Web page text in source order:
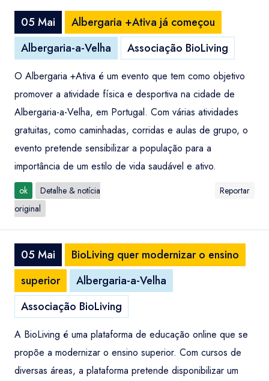
05 Mai
Albergaria +Ativa já começou
Albergaria-a-Velha
Associação BioLiving
O Albergaria +Ativa é um evento que tem como objetivo
promover a atividade física e desportiva na cidade de
Albergaria-a-Velha, em Portugal. Com várias atividades
gratuitas, como caminhadas, corridas e aulas de grupo, o
evento pretende sensibilizar a população para a
importância de um estilo de vida saudável e ativo.
ok
Detalhe & notícia
original
Reportar
05 Mai
BioLiving quer modernizar o ensino
superior
Albergaria-a-Velha
Associação BioLiving
A BioLiving é uma plataforma de educação online que se
propõe a modernizar o ensino superior. Com cursos de
diversas áreas, a plataforma pretende disponibilizar um